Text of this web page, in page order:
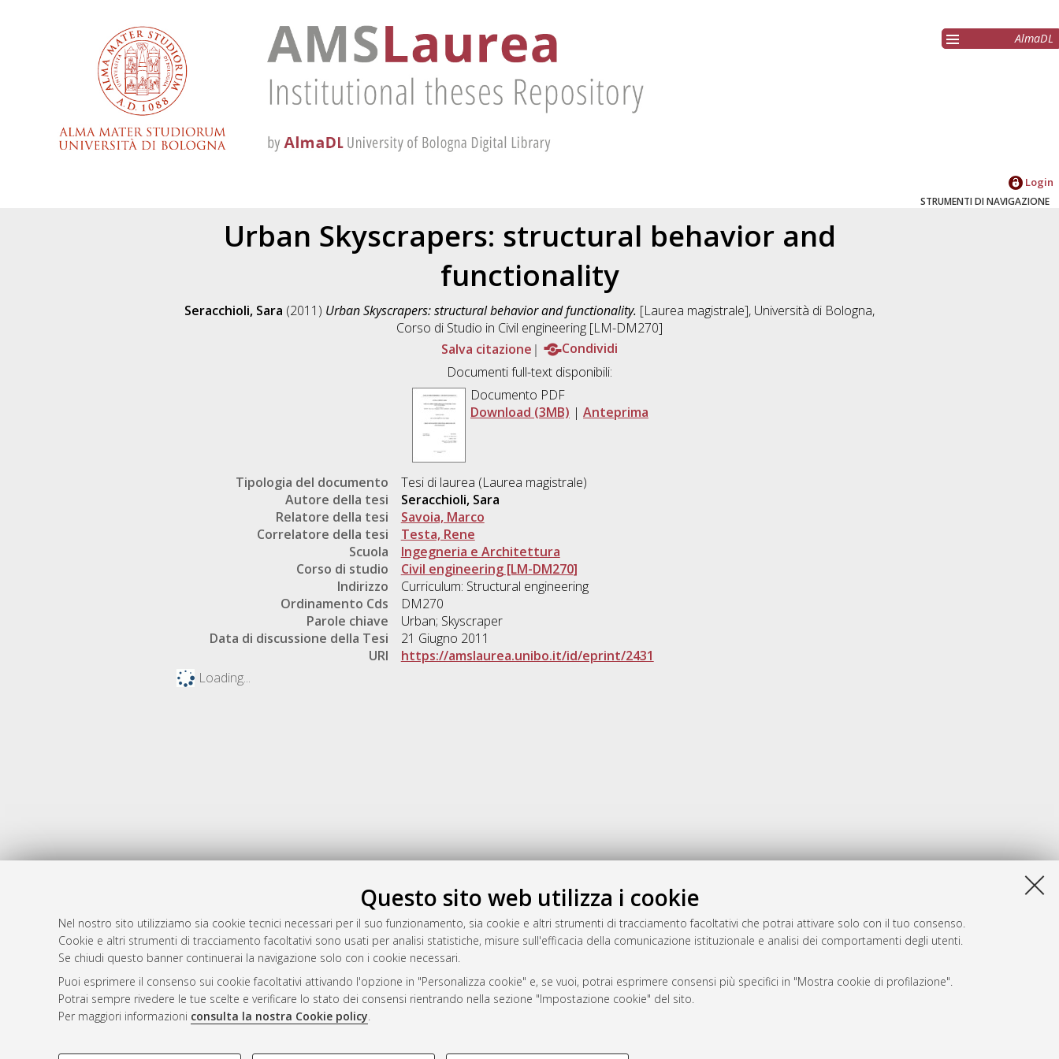
Questo sito web utilizza i cookie
Nel nostro sito utilizziamo sia cookie tecnici necessari per il suo funzionamento, sia cookie e altri strumenti di tracciamento facoltativi che potrai attivare solo con il tuo consenso.
Cookie e altri strumenti di tracciamento facoltativi sono usati per analisi statistiche, misure sull'efficacia della comunicazione istituzionale e analisi dei comportamenti degli utenti.
Se chiudi questo banner continuerai la navigazione solo con i cookie necessari.
Puoi esprimere il consenso sui cookie facoltativi attivando l'opzione in "Personalizza cookie" e, se vuoi, potrai esprimere consensi più specifici in "Mostra cookie di profilazione".
Potrai sempre rivedere le tue scelte e verificare lo stato dei consensi rientrando nella sezione "Impostazione cookie" del sito.
Per maggiori informazioni consulta la nostra Cookie policy.
AlmaDL
Login
STRUMENTI DI NAVIGAZIONE
Urban Skyscrapers: structural behavior and
functionality
Seracchioli, Sara (2011) Urban Skyscrapers: structural behavior and functionality. [Laurea magistrale], Università di Bologna,
Corso di Studio in Civil engineering [LM-DM270]
Salva citazione
Condividi
Documenti full-text disponibili:
Documento PDF
Download (3MB) | Anteprima
Tipologia del documento
Tesi di laurea (Laurea magistrale)
Autore della tesi
Seracchioli, Sara
Relatore della tesi
Savoia, Marco
Correlatore della tesi
Testa, Rene
Scuola
Ingegneria e Architettura
Corso di studio
Civil engineering [LM-DM270]
Indirizzo
Curriculum: Structural engineering
Ordinamento Cds
DM270
Parole chiave
Urban; Skyscraper
Data di discussione della Tesi
21 Giugno 2011
URI
https://amslaurea.unibo.it/id/eprint/2431
Loading...
Gestione del documento:
Atom
Rss 1.0
Rss 2.0
AMS Laurea
Servizio implementato e gestito da
Impostazioni Cookie
Informativa sulla privacy
Condizioni d’uso del sito